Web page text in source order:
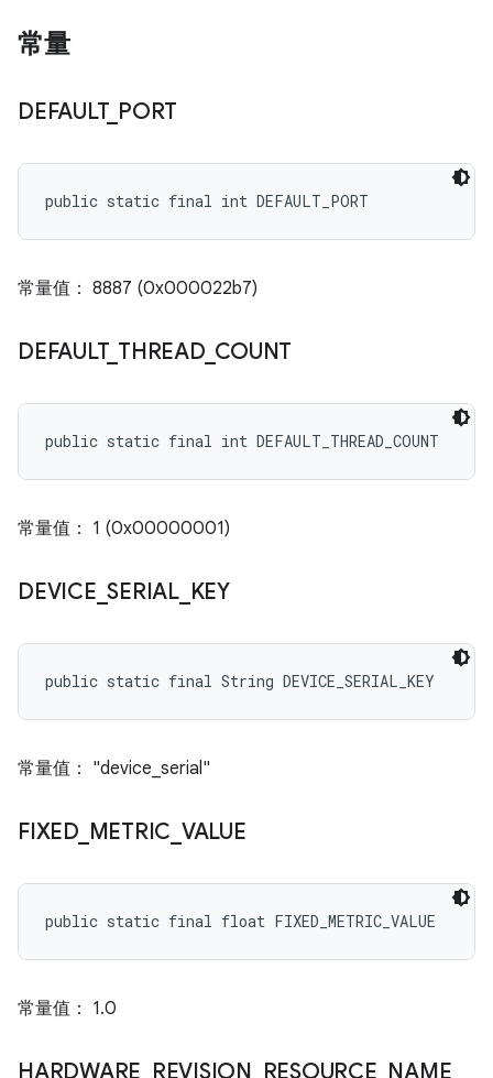
常量
DEFAULT_ PORT
public static final int DEFAULT_PORT
常量值： 8887 (0x000022b7)
DEFAULT_ THREAD_ COUNT
public static final int DEFAULT_THREAD_COUNT
常量值： 1 (0x00000001)
DEVICE _SERIAL_ KEY
public static final String DEVICE_SERIAL_KEY
常量值： "device_serial"
FIXED_ METRIC VALUE
public static final float FIXED_METRIC_VALUE
常量值： 1.0
HARDWARE REVISION RESOURCE NAME